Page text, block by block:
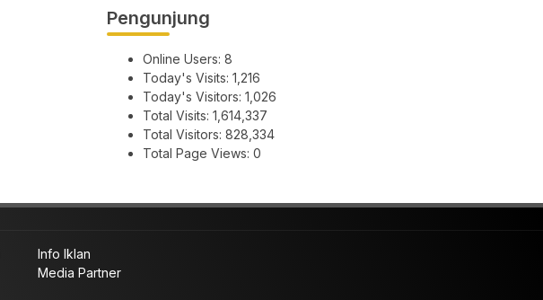
Pengunjung
Online Users: 8
Today's Visits: 1,216
Today's Visitors: 1,026
Total Visits: 1,614,337
Total Visitors: 828,334
Total Page Views: 0
Info Iklan
Media Partner